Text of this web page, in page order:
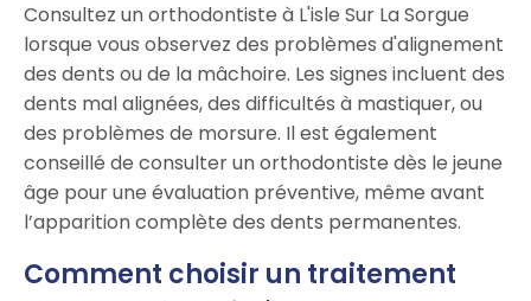
Consultez un orthodontiste à L'isle Sur La Sorgue
lorsque vous observez des problèmes d'alignement
des dents ou de la mâchoire. Les signes incluent des
dents mal alignées, des difficultés à mastiquer, ou
des problèmes de morsure. Il est également
conseillé de consulter un orthodontiste dès le jeune
âge pour une évaluation préventive, même avant
l’apparition complète des dents permanentes.
Comment choisir un traitement